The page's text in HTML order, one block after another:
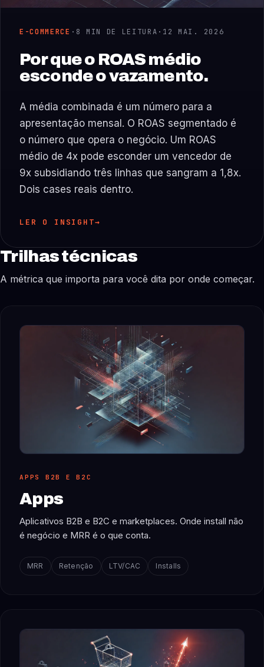
E-COMMERCE · 8 MIN DE LEITURA · 12 MAI. 2026
Por que o ROAS médio
esconde o vazamento.
A média combinada é um número para a
apresentação mensal. O ROAS segmentado é
o número que opera o negócio. Um ROAS
médio de 4x pode esconder um vencedor de
9x subsidiando três linhas que sangram a 1,8x.
Dois cases reais dentro.
LER O INSIGHT→
Trilhas técnicas
A métrica que importa para você dita por onde começar.
APPS B2B E B2C
Apps
Aplicativos B2B e B2C e marketplaces. Onde install não
é negócio e MRR é o que conta.
MRR Retenção LTV/CAC Installs